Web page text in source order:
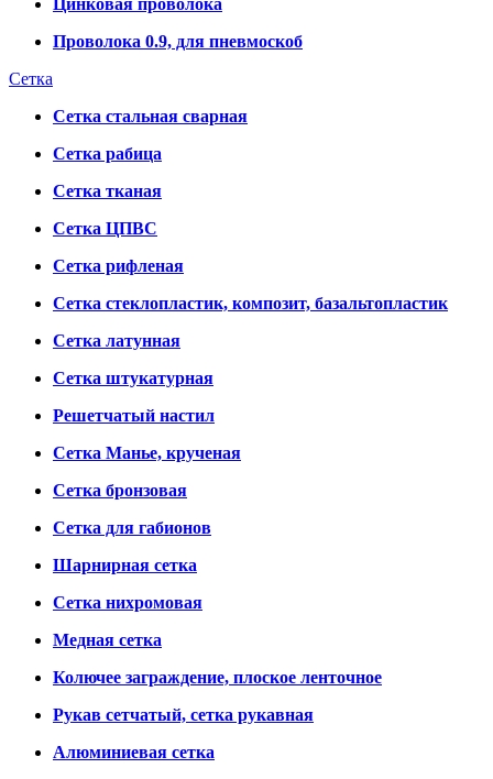
Цинковая проволока
Проволока 0.9, для пневмоскоб
Сетка
Сетка стальная сварная
Сетка рабица
Сетка тканая
Сетка ЦПВС
Сетка рифленая
Сетка стеклопластик, композит, базальтопластик
Сетка латунная
Сетка штукатурная
Решетчатый настил
Сетка Манье, крученая
Сетка бронзовая
Сетка для габионов
Шарнирная сетка
Сетка нихромовая
Медная сетка
Колючее заграждение, плоское ленточное
Рукав сетчатый, сетка рукавная
Алюминиевая сетка